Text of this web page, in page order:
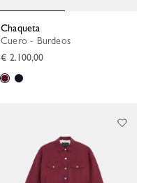
Chaqueta
Cuero - Burdeos
€ 2.100,00